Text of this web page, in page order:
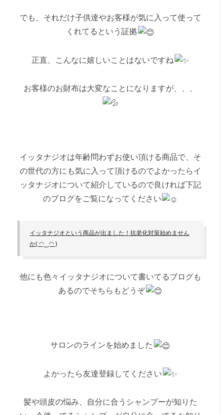
でも、それだけ子供達やお客様が気に入って使って
くれてるという証拠
正直、こんなに嬉しいことはないですね
お客様のお財布は大変なことになりますが、、、
イッタナジオは年齢問わずお使い頂ける商品で、そ
の世代の方にも気に入って頂けるのでよかったらイ
ッタナジオについて紹介しているので良ければ下記
のブログをご覧になってください
イッタナジオという商品が出ました！抗老化対策始めません
か( ◠‿◠ )
他にも色々イッタナジオについて書いてるブログも
あるのでそちらもどうぞ
サロンのラインを始めました
よかったら友達登録してください
髪や頭皮の悩み、自分に合うシャンプーが知りた